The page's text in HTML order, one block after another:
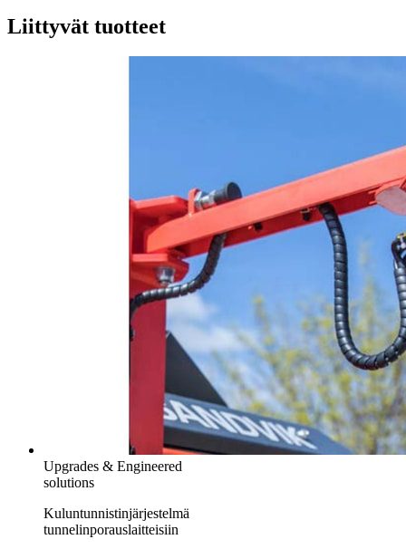
Liittyvät tuotteet
Upgrades & Engineered
solutions
Kuluntunnistinjärjestelmä
tunnelinporauslaitteisiin